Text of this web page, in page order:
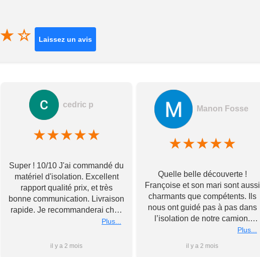
★ ☆ Laissez un avis
cedric p
★★★★★
Super ! 10/10 J'ai commandé du
matériel d'isolation. Excellent
rapport qualité prix, et très
bonne communication. Livraison
rapide. Je recommanderai chez
Toupourvan ! Merci bcpPlus...
il y a 2 mois
Manon Fosse
★★★★★
Quelle belle découverte !
Françoise et son mari sont aussi
charmants que compétents. Ils
nous ont guidé pas à pas dans
l’isolation de notre camion.
Souriants et à l’écoute, ils nous
conseils et n’ont pas hésité à
Plus...
il y a 2 mois